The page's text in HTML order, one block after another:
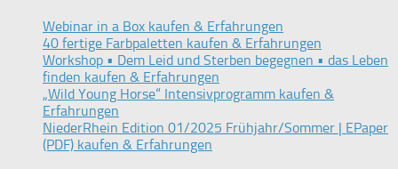
Webinar in a Box kaufen & Erfahrungen
40 fertige Farbpaletten kaufen & Erfahrungen
Workshop • Dem Leid und Sterben begegnen • das Leben
finden kaufen & Erfahrungen
„Wild Young Horse“ Intensivprogramm kaufen &
Erfahrungen
NiederRhein Edition 01/2025 Frühjahr/Sommer | EPaper
(PDF) kaufen & Erfahrungen